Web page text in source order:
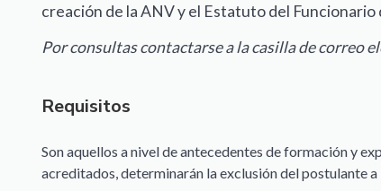
creación de la ANV y el Estatuto del Funcionario
Por consultas contactarse a la casilla de correo
Requisitos
Son aquellos a nivel de antecedentes de formación y
acreditados, determinarán la exclusión del postulante